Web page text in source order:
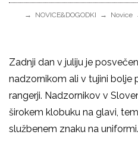
NOVICE&DOGODKI Novice
Zadnji dan v juliju je
nadzornikom ali v tujini bolje
rangerji. Nadzornikov v
širokem klobuku na glavi,
službenem znaku na uniformi.